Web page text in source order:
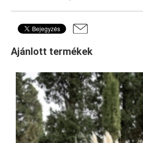
Ajánlott termékek